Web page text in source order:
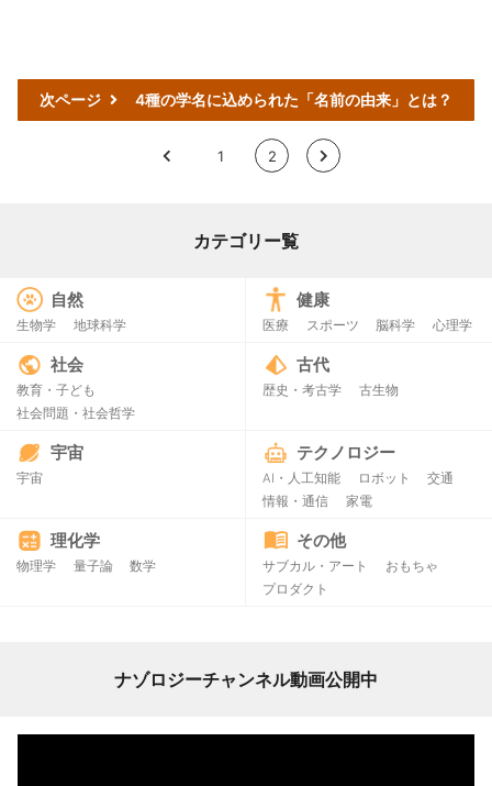
次ページ 4種の学名に込められた「名前の由来」とは？
< 1 2 >
カテゴリー覧
自然
生物学 地球科学
健康
医療 スポーツ 脳科学 心理学
社会
教育・子ども
社会問題・社会哲学
古代
歴史・考古学 古生物
宇宙
宇宙
テクノロジー
AI・人工知能 ロボット
交通
情報・通信
家電
理化学
物理学 量子論 数学
その他
サブカル・アート
おもちゃ
プロダクト
ナゾロジーチャンネル動画公開中